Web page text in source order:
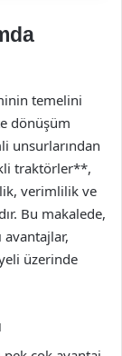
temelini
dönüşüm
unsurlarından
traktörler**,
verimlilik ve
Bu makalede,
avantajlar,
üzerinde